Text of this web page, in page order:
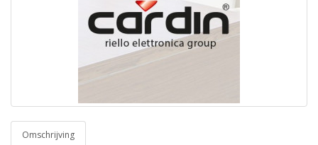
Omschrijving